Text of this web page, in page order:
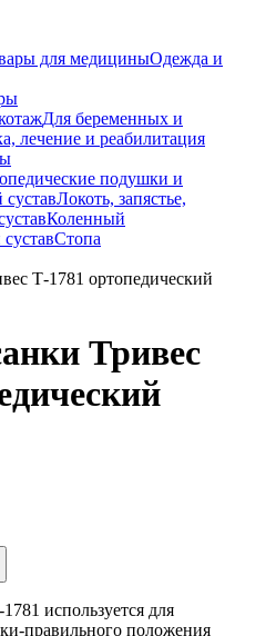
для медициныОдежда и
Для беременных и
лечение и реабилитация
подушки и
Локоть, запястье,
Коленный
Стопа
Т-1781 ортопедический
Тривес
используется для
правильного положения